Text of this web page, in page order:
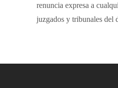
renuncia expresa a
juzgados y tribunales del